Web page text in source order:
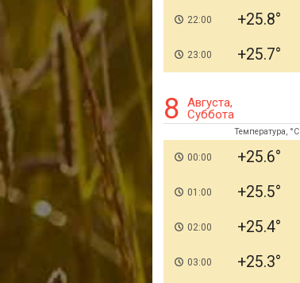
22:00 +25.8
23:00 +25.7
8
Августа,
Суббота
Температура, °C
00:00 +25.6
01:00 +25.5
02:00 +25.4
03:00 +25.3